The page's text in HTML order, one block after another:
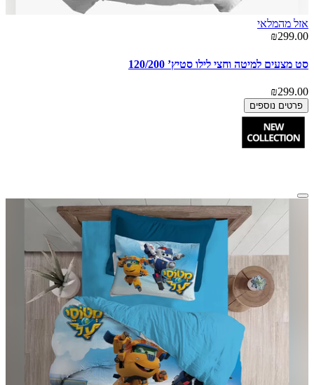
אזל מהמלאי
₪299.00
סט מצעים למיטה וחצי לילו סטיץ’ 120/200
₪299.00
פרטים נוספים